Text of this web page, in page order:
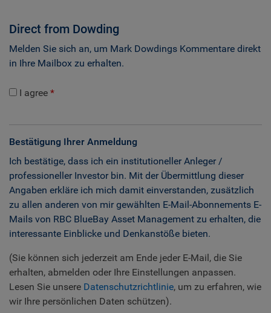
Direct from Dowding
Melden Sie sich an, um Mark Dowdings Kommentare direkt
in Ihre Mailbox zu erhalten.
I agree
Bestätigung Ihrer Anmeldung
Ich bestätige, dass ich ein institutioneller Anleger /
professioneller Investor bin. Mit der Übermittlung dieser
Angaben erkläre ich mich damit einverstanden, zusätzlich
zu allen anderen von mir gewählten E-Mail-Abonnements E-
Mails von RBC BlueBay Asset Management zu erhalten, die
interessante Einblicke und Denkanstöße bieten.
(Sie können sich jederzeit am Ende jeder E-Mail, die Sie
erhalten, abmelden oder Ihre Einstellungen anpassen.
Lesen Sie unsere Datenschutzrichtlinie, um zu erfahren, wie
wir Ihre persönlichen Daten schützen).